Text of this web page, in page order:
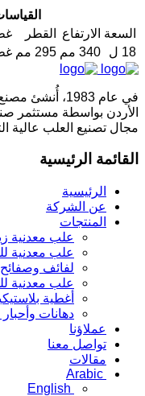
السعة الارتفاع القطر
18 ل
340 مم 295 مم
في عام 1983،
الأردن بواسطة مستثمر
مجال تصنيع العلب عالية
القائمة الرئيسية
الرئيسية
عن الشركة
المنتجات
علب معدنية
علب معدنية
لفائف وصفائح
علب معدنية
أغطية
دهانات
عملاؤنا
تواصل معنا
مقالات
Arabic
English